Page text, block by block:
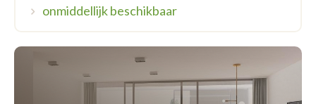
onmiddellijk beschikbaar